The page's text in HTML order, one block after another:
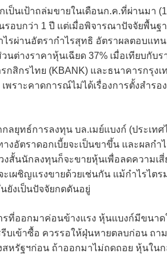
นเป้าถล่มขายในเดือนก.ค.ที่ผ่านมา
อบกว่า 1 ปี แต่เมื่อพิจารณาปัจจัยพื้นฐ
รผ่านอัตรากำไรสุทธิ อัตราผลตอบแ
นต่างราคาหุ้นเฉียด 37% เมื่อเทียบกับ
กสิกรไทย (KBANK) และธนาคารกรุง
พราะคาดการณ์ไม่ได้เรื่องการตั้งสำร
ลยุทธ์การลงทุน บล.เมย์แบงก์ (ประเ
งอัตราดอกเบี้ยจะเป็นขาขึ้น และผลก
งสั้นนักลงทุนก็จะขายหุ้นเพื่อลดความเ
เผชิญแรงขายด้วยเช่นกัน แม้กำไรไต
ยังเป็นปัจจัยกดดันอยู่
รที่ออกมาค่อนข้างแรง หุ้นแบงก์มีขนา
บเข้าซื้อ ควรรอให้ฝุ่นหายตลบก่อน ถ
หรัฐฯก่อน ถ้าออกมาไม่ถดถอย หุ้นใน